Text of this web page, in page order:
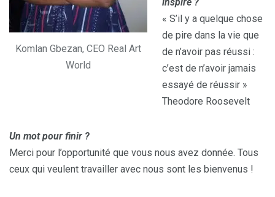
Komlan Gbezan, CEO Real Art
World
« S’il y a quelque chose
de pire dans la vie que
de n’avoir pas réussi :
c’est de n’avoir jamais
essayé de réussir »
Theodore Roosevelt
Un mot pour finir ?
Merci pour l’opportunité que vous nous avez donnée. Tous
ceux qui veulent travailler avec nous sont les bienvenus !